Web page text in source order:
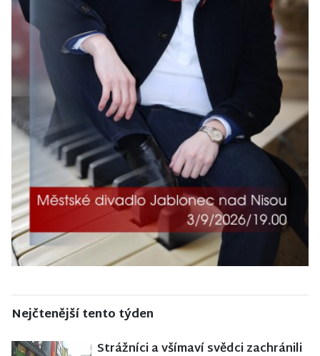
Nejčtenější tento týden
Strážníci a všímaví svědci zachránili